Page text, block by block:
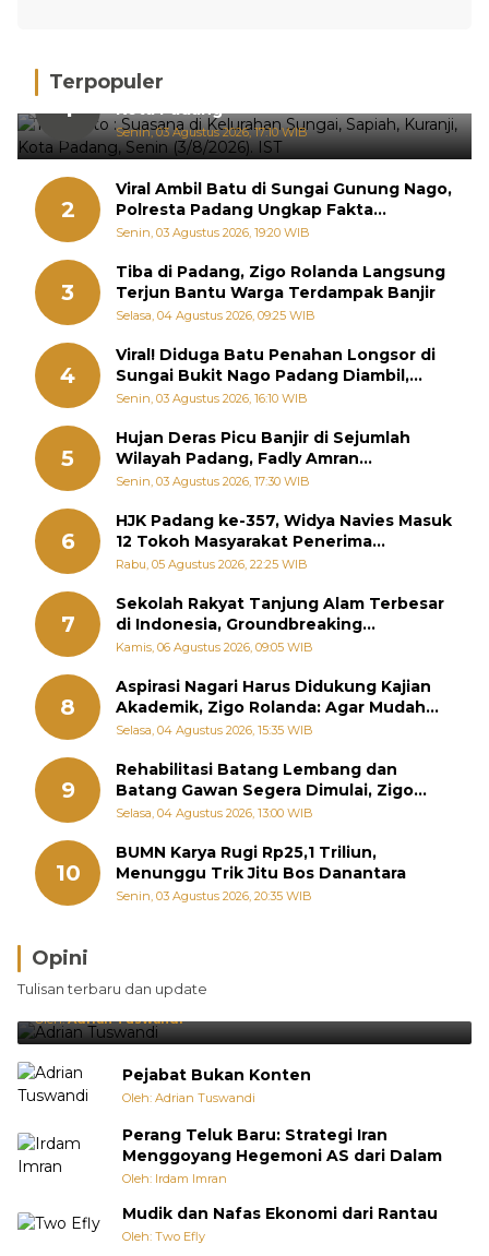
Terpopuler
1
Hujan Deras, 15 Titik Banjir Terdeteksi di
Kota Padang
Senin, 03 Agustus 2026, 17:10 WIB
2
Viral Ambil Batu di Sungai Gunung Nago,
Polresta Padang Ungkap Fakta
Sebenarnya
Senin, 03 Agustus 2026, 19:20 WIB
3
Tiba di Padang, Zigo Rolanda Langsung
Terjun Bantu Warga Terdampak Banjir
Selasa, 04 Agustus 2026, 09:25 WIB
4
Viral! Diduga Batu Penahan Longsor di
Sungai Bukit Nago Padang Diambil,
Warga Khawatir Bencana Terulang
Senin, 03 Agustus 2026, 16:10 WIB
5
Hujan Deras Picu Banjir di Sejumlah
Wilayah Padang, Fadly Amran
Perintahkan OPD Siaga
Senin, 03 Agustus 2026, 17:30 WIB
6
HJK Padang ke-357, Widya Navies Masuk
12 Tokoh Masyarakat Penerima
Penghargaan Pemko Padang
Rabu, 05 Agustus 2026, 22:25 WIB
7
Sekolah Rakyat Tanjung Alam Terbesar
di Indonesia, Groundbreaking
September
Kamis, 06 Agustus 2026, 09:05 WIB
8
Aspirasi Nagari Harus Didukung Kajian
Akademik, Zigo Rolanda: Agar Mudah
Diperjuangkan di Kementerian
Selasa, 04 Agustus 2026, 15:35 WIB
9
Rehabilitasi Batang Lembang dan
Batang Gawan Segera Dimulai, Zigo
Rolanda Pastikan Proyek Berjalan
Selasa, 04 Agustus 2026, 13:00 WIB
10
BUMN Karya Rugi Rp25,1 Triliun,
Menunggu Trik Jitu Bos Danantara
Senin, 03 Agustus 2026, 20:35 WIB
Opini
Tulisan terbaru dan update
Brasil Lebih Diunggulkan, tetapi Jepang Selalu
Punya Cara Membuat Kejutan
Oleh:Adrian Tuswandi
Pejabat Bukan Konten
Oleh: Adrian Tuswandi
Perang Teluk Baru: Strategi Iran
Menggoyang Hegemoni AS dari Dalam
Oleh: Irdam Imran
Mudik dan Nafas Ekonomi dari Rantau
Oleh: Two Efly